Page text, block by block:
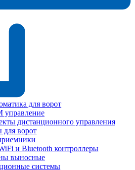
для ворот
управление
дистанционного управления
для ворот
и Bluetooth контроллеры
выносные
системы